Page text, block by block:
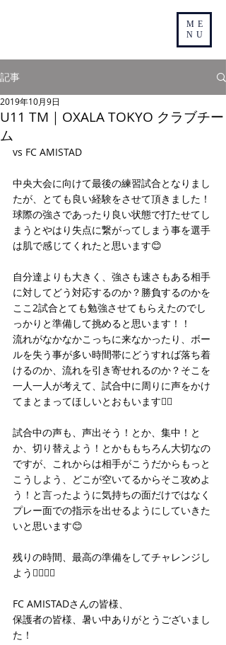
ME
NU
記事
U11 TM｜OXALA TOKYO クラブチー
ム
2019年10月9日
vs FC AMISTAD
中央大会に向けて最後の練習試合となりまし
たが、とても良い経験をさせて頂きました！
球際の強さであったり良い状態で打たせてし
まうとやはり失点に繋がってしまう事を選手
は肌で感じてくれたと思います😊
自分達よりも大きく、強さも速さもある相手
に対してどう対応するのか？勝負するのかを
ここ2試合とても勉強させてもらえたのでし
っかりと準備して挑めると思います！！
流れがなかなかこっちに来なかったり、ボー
ルを失う事が多い時間帯にどうすれば落ち着
けるのか、流れを引き寄せれるのか？そこを
一人一人が考えて、試合中に周りに声をかけ
てまとまってほしいとおもいます👍🏻
試合中の声も、声出そう！とか、集中！と
か、切り替えよう！とかももちろん大切なの
ですが、これからは相手がこうだからもっと
こうしよう、どこが空いてるからそこ攻めよ
う！と言ったように気持ちの面だけではなく
プレー面での指示を出せるようにしていきた
いと思います😊
残りの時間、最高の準備をしてチャレンジし
よう👍🏻👍🏻
FC AMISTADさんの皆様、
保護者の皆様、暑い中ありがとうございまし
た！